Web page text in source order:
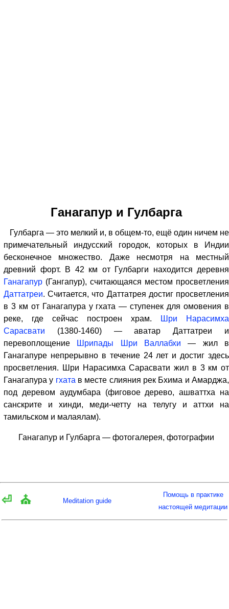
Ганагапур и Гулбарга
Гулбарга — это мелкий и, в общем-то, ещё один ничем не
примечательный индусский городок, которых в Индии
бесконечное множество. Даже несмотря на местный
древний форт. В 42 км от Гулбарги находится деревня
Ганагапур (Гангапур), считающаяся местом просветления
Даттатреи. Считается, что Даттатрея достиг просветления
в 3 км от Ганагапура у гхата — ступенек для омовения в
реке, где сейчас построен храм.
Шри Нарасимха
Сарасвати (1380-1460) — аватар Даттатреи и
перевоплощение
Шрипады Шри Валлабхи — жил в
Ганагапуре непрерывно в течение 24 лет и достиг здесь
просветления. Шри Нарасимха Сарасвати жил в 3 км от
Ганагапура у гхата в месте слияния рек Бхима и Амарджа,
под деревом аудумбара (фиговое дерево, ашваттха на
санскрите и хинди, меди-четту на телугу и аттхи на
тамильском и малаялам).
Ганагапур и Гулбарга — фотогалерея, фотографии
⏎ ⛪ Meditation guide
Помощь в практике
настоящей медитации